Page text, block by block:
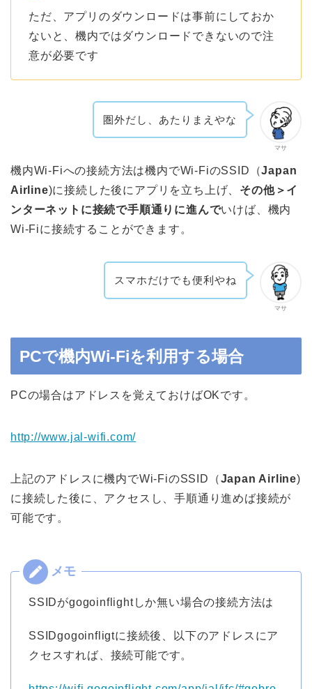
ただ、アプリのダウンロードは事前にしておか
ないと、機内ではダウンロードできないので注
意が必要です
マサ
圏外だし、あたりまえやな
機内Wi-Fiへの接続方法は機内でWi-FiのSSID（Japan
Airline)に接続した後にアプリを立ち上げ、 その他＞イ
ンターネットに接続で手順通りに進んでいけば、機内
Wi-Fiに接続することができます。
マサ
スマホだけでも便利やね
PCで機内Wi-Fiを利用する場合
PCの場合はアドレスを覚えておけばOKです。
http://www.jal-wifi.com/
上記のアドレスに機内でWi-FiのSSID（Japan Airline)
に接続した後に、アクセスし、手順通り進めば接続が
可能です。
SSIDがgogoinflightしか無い場合の接続方法は
SSIDgogoinfligtに接続後、以下のアドレスにア
クセスすれば、接続可能です。